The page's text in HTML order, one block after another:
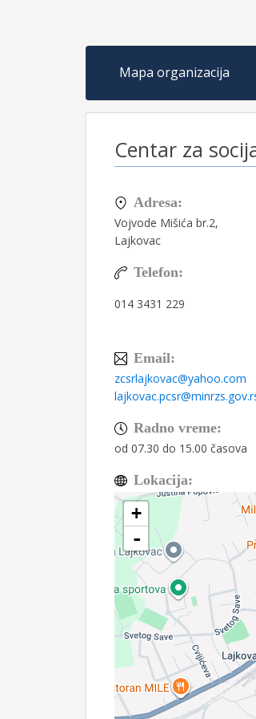
Mapa organizacija
Centar za
Adresa:
Vojvode Mišića br.2,
Lajkovac
Telefon:
014 3431 229
Email:
zcsrlajkovac@yahoo.com
Radno vreme:
od 07.30 do 15.00 časova
Lokacija:
+
-